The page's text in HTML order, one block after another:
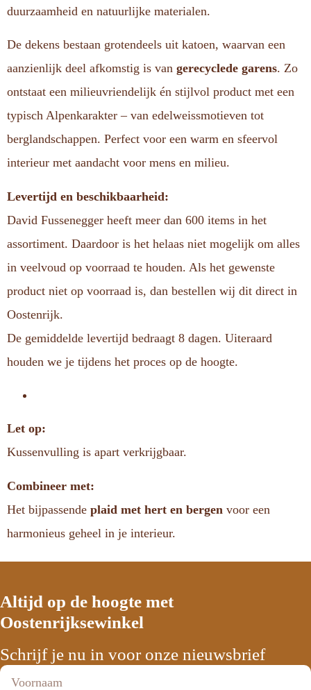
duurzaamheid en natuurlijke materialen.
De dekens bestaan grotendeels uit katoen, waarvan een
aanzienlijk deel afkomstig is van gerecyclede garens. Zo
ontstaat een milieuvriendelijk én stijlvol product met een
typisch Alpenkarakter – van edelweissmotieven tot
berglandschappen. Perfect voor een warm en sfeervol
interieur met aandacht voor mens en milieu.
Levertijd en beschikbaarheid:
David Fussenegger heeft meer dan 600 items in het
assortiment. Daardoor is het helaas niet mogelijk om alles
in veelvoud op voorraad te houden. Als het gewenste
product niet op voorraad is, dan bestellen wij dit direct in
Oostenrijk.
De gemiddelde levertijd bedraagt 8 dagen. Uiteraard
houden we je tijdens het proces op de hoogte.
Let op:
Kussenvulling is apart verkrijgbaar.
Combineer met:
Het bijpassende plaid met hert en bergen voor een
harmonieus geheel in je interieur.
Altijd op de hoogte met
Oostenrijksewinkel
Schrijf je nu in voor onze nieuwsbrief